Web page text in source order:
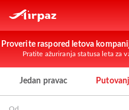
Proverite raspored letova
Pratite ažuriranja statusa leta za
Jedan pravac